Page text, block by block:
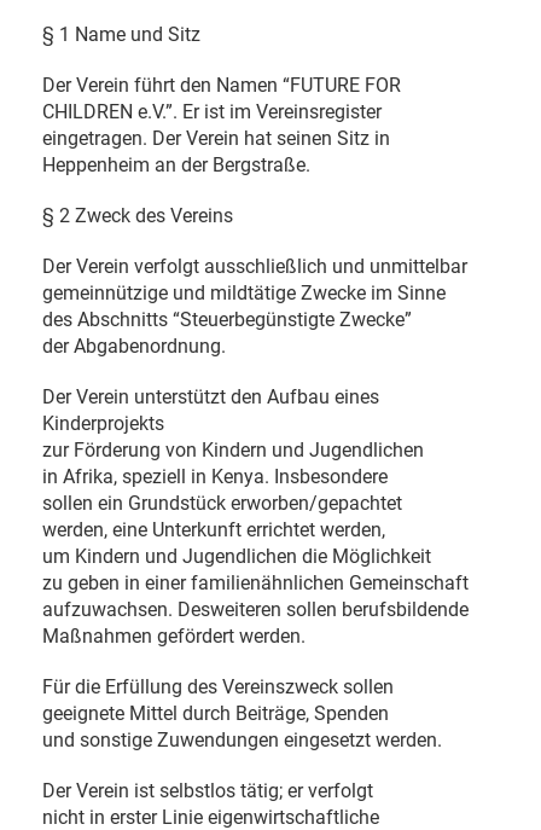
§ 1 Name und Sitz
Der Verein führt den Namen “FUTURE FOR
CHILDREN e.V.”. Er ist im Vereinsregister
eingetragen. Der Verein hat seinen Sitz in
Heppenheim an der Bergstraße.
§ 2 Zweck des Vereins
Der Verein verfolgt ausschließlich und unmittelbar
gemeinnützige und mildtätige Zwecke im Sinne
des Abschnitts “Steuerbegünstigte Zwecke”
der Abgabenordnung.
Der Verein unterstützt den Aufbau eines
Kinderprojekts
zur Förderung von Kindern und Jugendlichen
in Afrika, speziell in Kenya. Insbesondere
sollen ein Grundstück erworben/gepachtet
werden, eine Unterkunft errichtet werden,
um Kindern und Jugendlichen die Möglichkeit
zu geben in einer familienähnlichen Gemeinschaft
aufzuwachsen. Desweiteren sollen berufsbildende
Maßnahmen gefördert werden.
Für die Erfüllung des Vereinszweck sollen
geeignete Mittel durch Beiträge, Spenden
und sonstige Zuwendungen eingesetzt werden.
Der Verein ist selbstlos tätig; er verfolgt
nicht in erster Linie eigenwirtschaftliche